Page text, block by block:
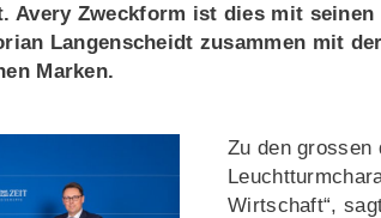
Avery Zweckform ist dies mit
Langenscheidt zusammen mit
Marken.
Zu den grossen
Wirtschaft“,